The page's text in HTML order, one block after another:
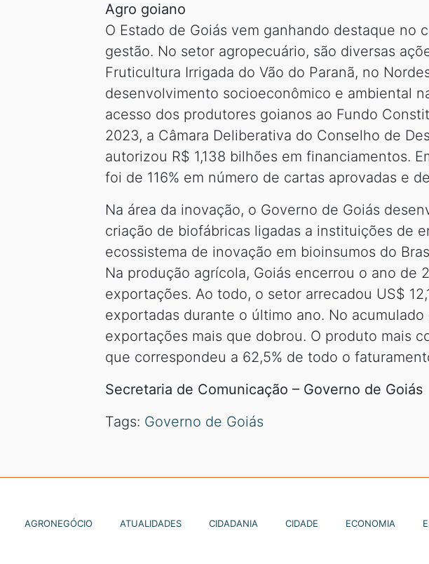
Agro goiano
O Estado de Goiás vem ganhando destaque no
gestão. No setor agropecuário, são diversas
Fruticultura Irrigada do Vão do Paranã, no
desenvolvimento socioeconômico e ambiental
acesso dos produtores goianos ao Fundo
2023, a Câmara Deliberativa do Conselho de
autorizou R$ 1,138 bilhões em financiamentos.
foi de 116% em número de cartas aprovadas e
Na área da inovação, o Governo de Goiás
criação de biofábricas ligadas a instituições de
ecossistema de inovação em bioinsumos do
Na produção agrícola, Goiás encerrou o ano
exportações. Ao todo, o setor arrecadou US$
exportadas durante o último ano. No
exportações mais que dobrou. O produto mais
que correspondeu a 62,5% de todo o
Secretaria de Comunicação – Governo de Goiás
Tags: Governo de Goiás
AGRONEGÓCIO ATUALIDADES CIDADANIA CIDADE ECONOMIA